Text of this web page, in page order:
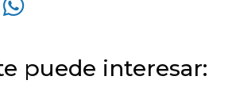
puede interesar: